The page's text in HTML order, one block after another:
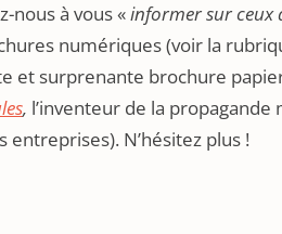
nous à vous «informer sur ceux
numériques (voir la
et surprenante brochure
, l’inventeur de la propagande
N’hésitez plus !